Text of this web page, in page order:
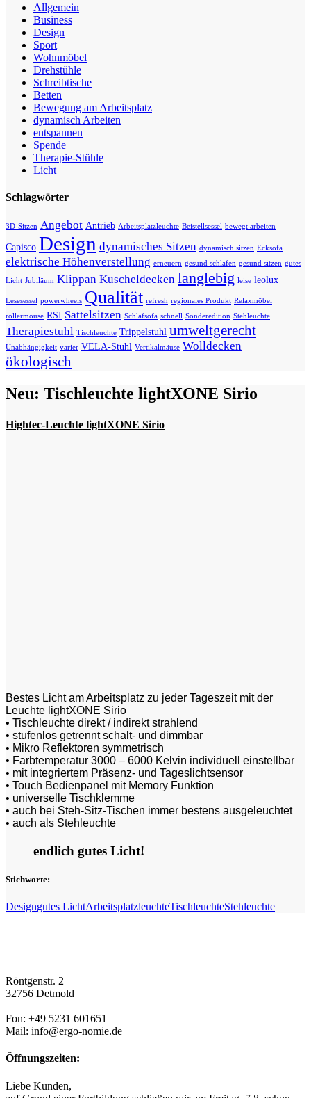
Allgemein
Business
Design
Sport
Wohnmöbel
Drehstühle
Schreibtische
Betten
Bewegung am Arbeitsplatz
dynamisch Arbeiten
entspannen
Spende
Therapie-Stühle
Licht
Schlagwörter
3D-Sitzen Angebot Antrieb Arbeitsplatzleuchte Beistellsessel bewegt arbeiten
Capisco Design dynamisches Sitzen dynamisch sitzen Ecksofa
elektrische Höhenverstellung erneuern gesund schlafen gesund sitzen gutes
Licht Jubiläum Klippan Kuscheldecken langlebig leise leolux
Lesesessel powerwheels Qualität refresh regionales Produkt Relaxmöbel
rollermouse RSI Sattelsitzen Schlafsofa schnell Sonderedition Stehleuchte
Therapiestuhl Tischleuchte Trippelstuhl umweltgerecht
Unabhängigkeit varier VELA-Stuhl Vertikalmäuse Wolldecken
ökologisch
Neu: Tischleuchte lightXONE Sirio
Hightec-Leuchte lightXONE Sirio
Bestes Licht am Arbeitsplatz zu jeder Tageszeit mit der
Leuchte lightXONE Sirio
• Tischleuchte direkt / indirekt strahlend
• stufenlos getrennt schalt- und dimmbar
• Mikro Reflektoren symmetrisch
• Farbtemperatur 3000 – 6000 Kelvin individuell einstellbar
• mit integriertem Präsenz- und Tageslichtsensor
• Touch Bedienpanel mit Memory Funktion
• universelle Tischklemme
• auch bei Steh-Sitz-Tischen immer bestens ausgeleuchtet
• auch als Stehleuchte
endlich gutes Licht!
Stichworte:
Designgutes LichtArbeitsplatzleuchteTischleuchteStehleuchte
Röntgenstr. 2
32756 Detmold
Fon: +49 5231 601651
Mail: info@ergo-nomie.de
Öffnungszeiten:
Liebe Kunden,